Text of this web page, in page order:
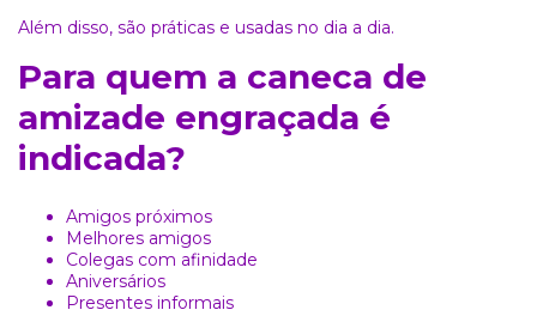
Além disso, são práticas e usadas no dia a dia.
Para quem a caneca de
amizade engraçada é
indicada?
Amigos próximos
Melhores amigos
Colegas com afinidade
Aniversários
Presentes informais